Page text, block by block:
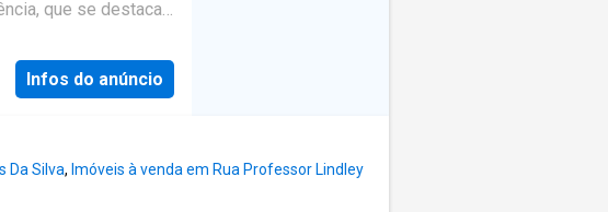
de metro de
das Doroteias,
Internacional
que se destaca
o máximo
é o ex-líbris do
espaço verde
Infos do anúncio
Da Silva, Imóveis à venda em Rua Professor Lindley